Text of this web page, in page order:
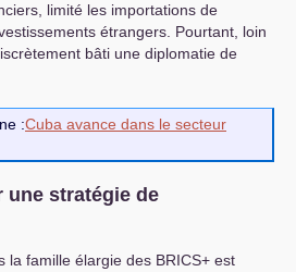
limité les importations de
étrangers. Pourtant, loin
bâti une diplomatie de
:Cuba avance dans le secteur
une stratégie de
la famille élargie des BRICS+ est